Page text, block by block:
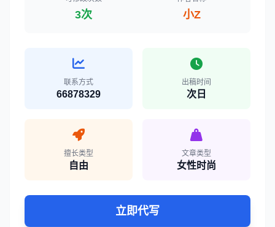
3次 小Z
联系方式
66878329
出稿时间
次日
擅长类型
自由
文章类型
女性时尚
立即代写